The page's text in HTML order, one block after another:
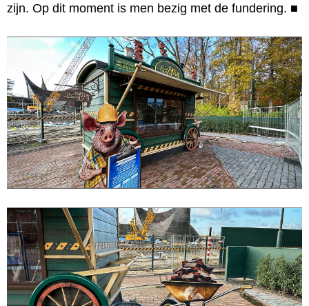
zijn. Op dit moment is men bezig met de fundering. ■